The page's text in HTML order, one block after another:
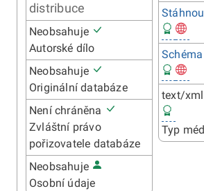
distribuce
Neobsahuje
Autorské dílo
Neobsahuje
Originální databáze
Není chráněna
Zvláštní právo
pořizovatele databáze
Neobsahuje
Osobní údaje
Schéma
text/xml
Typ